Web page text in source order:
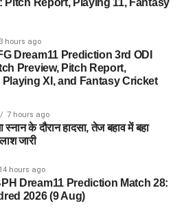
Pitch Report, Playing 11, Fantasy
3 hours ago
Dream11 Prediction 3rd ODI
Preview, Pitch Report,
Playing XI, and Fantasy Cricket
7 hours ago
स्नान के दौरान हादसा, तेज बहाव में बहा
जारी
14 hours ago
Dream11 Prediction Match 28:
2026 (9 Aug)